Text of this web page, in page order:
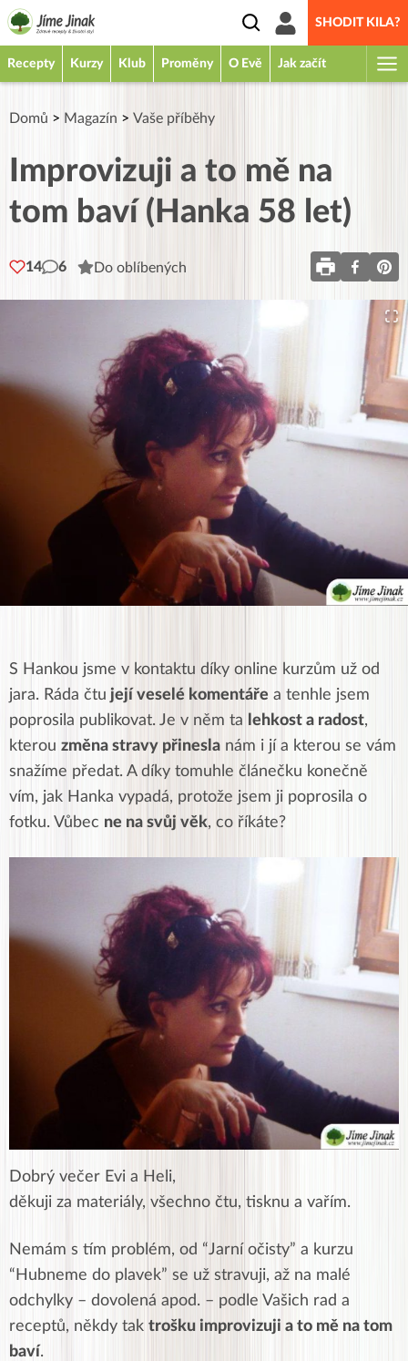
SHODIT KILA?
Recepty Kurzy Klub Proměny O Evě Jak začít
Domů > Magazín > Vaše příběhy
Improvizuji a to mě na
tom baví (Hanka 58 let)
14 6 Do oblíbených
S Hankou jsme v kontaktu díky online kurzům už od
jara. Ráda čtu její veselé komentáře a tenhle jsem
poprosila publikovat. Je v něm ta
lehkost a radost,
kterou změna stravy přinesla nám i jí a kterou se vám
snažíme předat. A díky tomuhle článečku konečně
vím, jak Hanka vypadá, protože jsem ji poprosila o
fotku. Vůbec ne na svůj věk, co říkáte?
Dobrý večer Evi a Heli,
děkuji za materiály, všechno čtu, tisknu a vařím.
Nemám s tím problém, od “Jarní očisty” a kurzu
“Hubneme do plavek” se už stravuji, až na malé
odchylky – dovolená apod. – podle Vašich rad a
receptů, někdy tak trošku improvizuji a to mě na tom
baví.